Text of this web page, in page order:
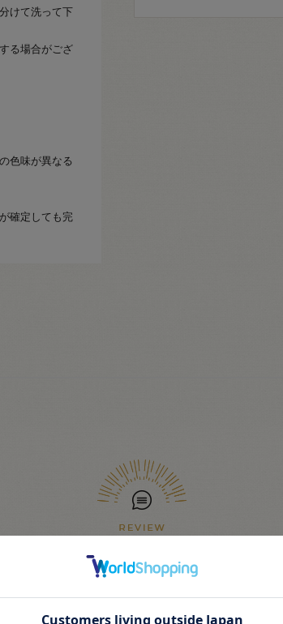
けて洗って下
る場合がござ
色味が異なる
確定しても完
ユーザーレビュー